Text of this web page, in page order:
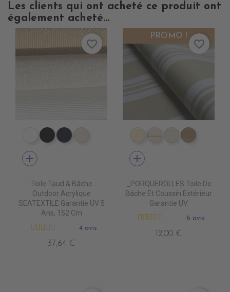
Les clients qui ont acheté ce produit ont
également acheté...
PR0500 WHITE
PR0600 BLACK
PR0560 GRAND BANK
PR0520 OYSTER
add
Toile Taud & Bâche
Outdoor Acrylique
SEATEXTILE Garantie UV 5
Ans, 152 Cm
4 avis
37,64 €
favorite_border
DD4010 DUNE
DD4020 SWIN
DD4030DD4040
add
_PORQUEROLLES Toile De
Bâche Et Coussin Extérieur
Garantie UV
6 avis
12,00 €
PROMO !
favorite_border